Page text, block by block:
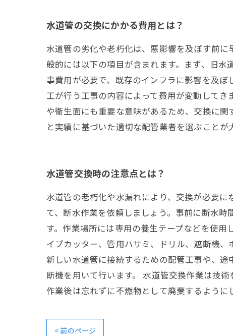
水道管の交換にかかる費用とは？
水道管の劣化や老朽化は、悪影響を及ぼす前
般的には以下の項目が含まれます。まず、旧
事費用が必要で、既存のインフラに影響を及
工が行う工事の内容によって費用が変動して
や衛生面にも重要な意味があるため、交換に
と実績に基づいた適切な配管業者を選ぶことが
水道管交換時の注意点とは？
水道管の老朽化や水漏れにより、交換が必要
て、断水作業を依頼しましょう。事前に断水
す。作業場所には専用の養生テープなどを使
イプカッター、管用ハサミ、ドリル、遮断機、
新しい水道管に接続するための配管工事や、
断機を用いて行います。 水道管交換作業は技
作業後は忘れずに不燃物として廃棄するように
< 前のページ